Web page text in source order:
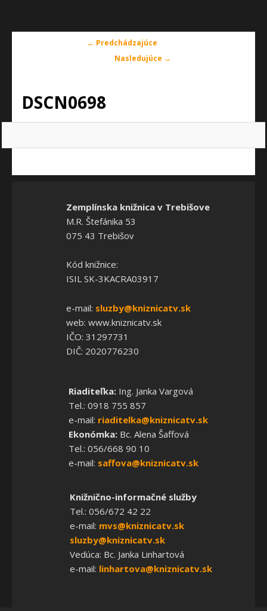
Navigácia
← Predchádzajúce
Nasledujúce →
DSCN0698
Zemplínska knižnica v Trebišove
M.R. Štefánika 53
075 43 Trebišov
Kód knižnice:
ISIL SK-3KACRA03917
e-mail: sluzby@kniznicatv.sk
web: www.kniznicatv.sk
IČO: 31297731
DIČ: 2020776230
Riaditeľka:Ing. Janka Vargová
Tel.: 0918 755 857
e-mail: riaditelka@kniznicatv.sk
Ekonómka:Bc. Alena Šaffová
Tel.: 056/668 90 10
e-mail: saffova@kniznicatv.sk
Knižnično-informačné služby
Tel.: 056/672 42 22
e-mail: mvs@kniznicatv.sk
sluzby@kniznicatv.sk
Vedúca: Bc. Janka Linhartová
e-mail: linhartova@kniznicatv.sk